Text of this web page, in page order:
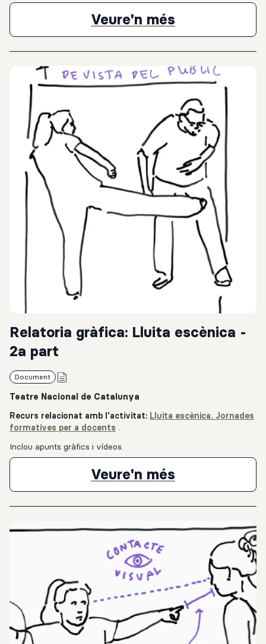
podeu trobar en el document.A través de diferents propostes
que us fem l'experiència amb l'espectacle serà més completa
per a tot l'alumnat i permetrà compartir la vostra feina amb els
altres assistents a les funcions.
Veure'n més
Relatoria gràfica: Lluita escènica -
2a part
Document
Teatre Nacional de Catalunya
Recurs relacionat amb l'activitat: Lluita escènica. Jornades
formatives per a docents
Inclou apunts gràfics i vídeos.
Veure'n més